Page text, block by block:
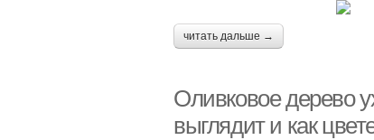
читать дальше →
Оливковое дерево
выглядит и как